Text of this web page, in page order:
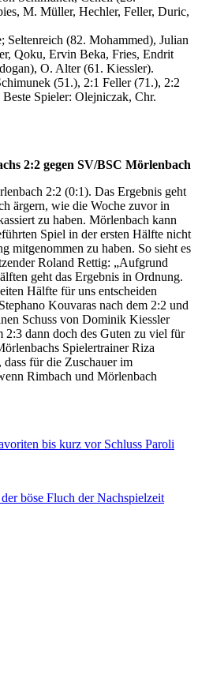
M. Müller, Hechler, Feller, Duric,
Seltenreich (82. Mohammed), Julian
Qoku, Ervin Beka, Fries, Endrit
O. Alter (61. Kiessler).
(51.), 2:1 Feller (71.), 2:2
Spieler: Olejniczak, Chr.
2:2 gegen SV/BSC Mörlenbach
2:2 (0:1). Das Ergebnis geht
ärgern, wie die Woche zuvor in
zu haben. Mörlenbach kann
Spiel in der ersten Hälfte nicht
mitgenommen zu haben. So sieht es
Roland Rettig: „Aufgrund
geht das Ergebnis in Ordnung.
Hälfte für uns entscheiden
Kouvaras nach dem 2:2 und
Schuss von Dominik Kiessler
2:3 dann doch des Guten zu viel für
Spielertrainer Riza
für die Zuschauer im
Rimbach und Mörlenbach
bis kurz vor Schluss Paroli
böse Fluch der Nachspielzeit